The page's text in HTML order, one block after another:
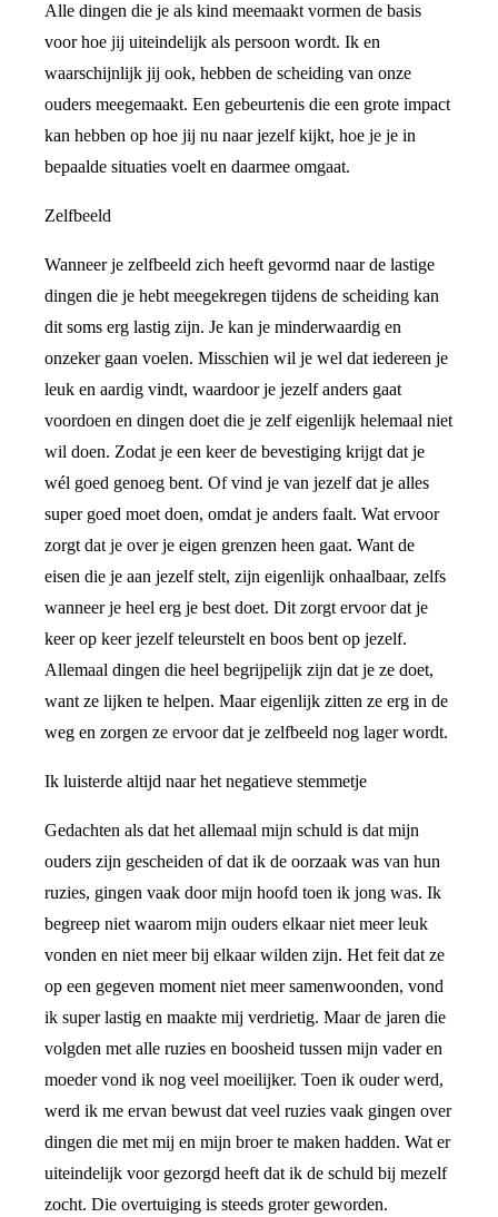
Alle dingen die je als kind meemaakt vormen de basis
voor hoe jij uiteindelijk als persoon wordt. Ik en
waarschijnlijk jij ook, hebben de scheiding van onze
ouders meegemaakt. Een gebeurtenis die een grote impact
kan hebben op hoe jij nu naar jezelf kijkt, hoe je je in
bepaalde situaties voelt en daarmee omgaat.
Zelfbeeld
Wanneer je zelfbeeld zich heeft gevormd naar de lastige
dingen die je hebt meegekregen tijdens de scheiding kan
dit soms erg lastig zijn. Je kan je minderwaardig en
onzeker gaan voelen. Misschien wil je wel dat iedereen je
leuk en aardig vindt, waardoor je jezelf anders gaat
voordoen en dingen doet die je zelf eigenlijk helemaal niet
wil doen. Zodat je een keer de bevestiging krijgt dat je
wél goed genoeg bent. Of vind je van jezelf dat je alles
super goed moet doen, omdat je anders faalt. Wat ervoor
zorgt dat je over je eigen grenzen heen gaat. Want de
eisen die je aan jezelf stelt, zijn eigenlijk onhaalbaar, zelfs
wanneer je heel erg je best doet. Dit zorgt ervoor dat je
keer op keer jezelf teleurstelt en boos bent op jezelf.
Allemaal dingen die heel begrijpelijk zijn dat je ze doet,
want ze lijken te helpen. Maar eigenlijk zitten ze erg in de
weg en zorgen ze ervoor dat je zelfbeeld nog lager wordt.
Ik luisterde altijd naar het negatieve stemmetje
Gedachten als dat het allemaal mijn schuld is dat mijn
ouders zijn gescheiden of dat ik de oorzaak was van hun
ruzies, gingen vaak door mijn hoofd toen ik jong was. Ik
begreep niet waarom mijn ouders elkaar niet meer leuk
vonden en niet meer bij elkaar wilden zijn. Het feit dat ze
op een gegeven moment niet meer samenwoonden, vond
ik super lastig en maakte mij verdrietig. Maar de jaren die
volgden met alle ruzies en boosheid tussen mijn vader en
moeder vond ik nog veel moeilijker. Toen ik ouder werd,
werd ik me ervan bewust dat veel ruzies vaak gingen over
dingen die met mij en mijn broer te maken hadden. Wat er
uiteindelijk voor gezorgd heeft dat ik de schuld bij mezelf
zocht. Die overtuiging is steeds groter geworden.